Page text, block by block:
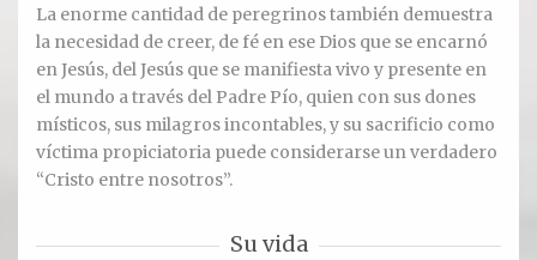
La enorme cantidad de peregrinos también demuestra
la necesidad de creer, de fé en ese Dios que se encarnó
en Jesús, del Jesús que se manifiesta vivo y presente en
el mundo a través del Padre Pío, quien con sus dones
místicos, sus milagros incontables, y su sacrificio como
víctima propiciatoria puede considerarse un verdadero
“Cristo entre nosotros”.
Su vida